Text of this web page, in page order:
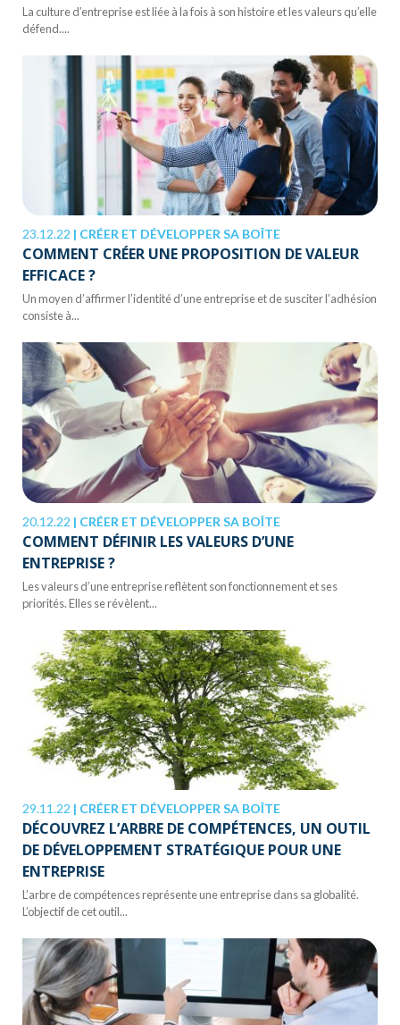
La culture d’entreprise est liée à la fois à son histoire et les valeurs qu’elle
défend....
23.12.22 | CRÉER ET DÉVELOPPER SA BOÎTE
COMMENT CRÉER UNE PROPOSITION DE VALEUR
EFFICACE ?
Un moyen d’affirmer l’identité d’une entreprise et de susciter l’adhésion
consiste à...
20.12.22 | CRÉER ET DÉVELOPPER SA BOÎTE
COMMENT DÉFINIR LES VALEURS D’UNE
ENTREPRISE ?
Les valeurs d’une entreprise reflètent son fonctionnement et ses
priorités. Elles se révèlent...
29.11.22 | CRÉER ET DÉVELOPPER SA BOÎTE
DÉCOUVREZ L’ARBRE DE COMPÉTENCES, UN OUTIL
DE DÉVELOPPEMENT STRATÉGIQUE POUR UNE
ENTREPRISE
L’arbre de compétences représente une entreprise dans sa globalité.
L’objectif de cet outil...